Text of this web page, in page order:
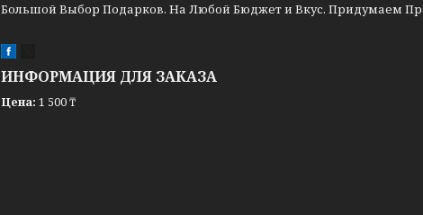
Большой Выбор Подарков. На Любой Бюджет и Вкус. Придумаем
ИНФОРМАЦИЯ ДЛЯ ЗАКАЗА
Цена: 1 500 ₸